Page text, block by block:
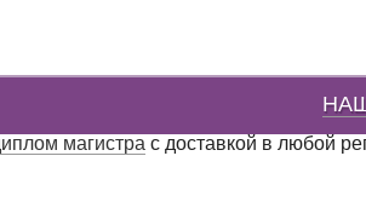
магистра с доставкой в любой